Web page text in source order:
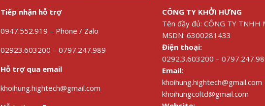
Tiếp nhận hỗ trợ
0947.552.919 – Phone / Zalo
02923.603200 – 0797.247.989
Hỗ trợ qua email
khoihung.hightech@gmail.com
CÔNG TY KHỞI HƯNG
Tên đầy đủ: CÔNG TY TNHH
MSDN: 6300281433
Điện thoại:
0292.3.603200 –
Email:
khoihung.hightech@gmail.com
khoihungcoltd@gmail.com